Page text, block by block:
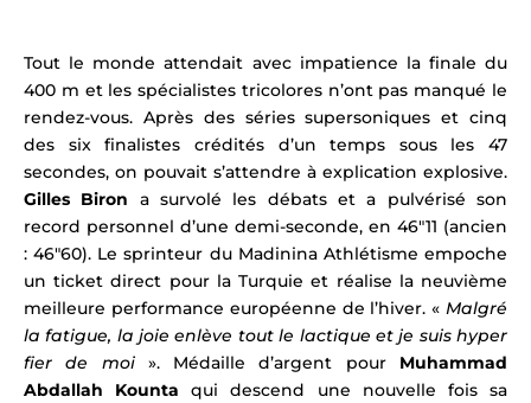
Tout le monde attendait avec impatience la finale du
400 m et les spécialistes tricolores n’ont pas manqué le
rendez-vous. Après des séries supersoniques et cinq
des six finalistes crédités d’un temps sous les 47
secondes, on pouvait s’attendre à explication explosive.
Gilles Biron a survolé les débats et a pulvérisé son
record personnel d’une demi-seconde, en 46″11 (ancien
: 46″60). Le sprinteur du Madinina Athlétisme empoche
un ticket direct pour la Turquie et réalise la neuvième
meilleure performance européenne de l’hiver. « Malgré
la fatigue, la joie enlève tout le lactique et je suis hyper
fier de moi». Médaille d’argent pour Muhammad
Abdallah Kounta qui descend une nouvelle fois sa